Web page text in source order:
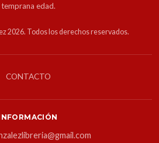
temprana edad.
2026. Todos los derechos reservados.
CONTACTO